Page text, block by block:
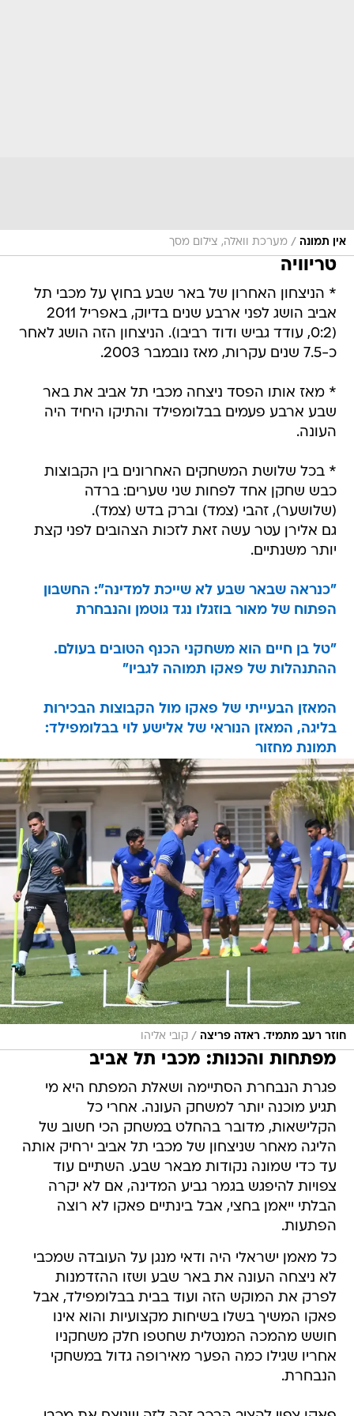
אין תמונה / מערכת וואלה, צילום מסך
טריוויה
* הניצחון האחרון של באר שבע בחוץ על מכבי תל
אביב הושג לפני ארבע שנים בדיוק, באפריל 2011
(0:2, עודד גביש ודוד רביבו). הניצחון הזה הושג לאחר
כ-7.5 שנים עקרות, מאז נובמבר 2003.
* מאז אותו הפסד ניצחה מכבי תל אביב את באר
שבע ארבע פעמים בבלומפילד והתיקו היחיד היה
העונה.
* בכל שלושת המשחקים האחרונים בין הקבוצות
כבש שחקן אחד לפחות שני שערים: ברדה
(שלושער), זהבי (צמד) וברק בדש (צמד).
גם אלירן עטר עשה זאת לזכות הצהובים לפני קצת
יותר משנתיים.
"כנראה שבאר שבע לא שייכת למדינה": החשבון
הפתוח של מאור בוזגלו נגד גוטמן והנבחרת
"טל בן חיים הוא משחקני הכנף הטובים בעולם.
ההתנהלות של פאקו תמוהה לגביו"
המאזן הבעייתי של פאקו מול הקבוצות הבכירות
בליגה, המאזן הנוראי של אלישע לוי בבלומפילד:
תמונת מחזור
חוזר רעב מתמיד. ראדה פריצה / קובי אליהו
מפתחות והכנות: מכבי תל אביב
פגרת הנבחרת הסתיימה ושאלת המפתח היא מי
תגיע מוכנה יותר למשחק העונה. אחרי כל
הקלישאות, מדובר בהחלט במשחק הכי חשוב של
הליגה מאחר שניצחון של מכבי תל אביב ירחיק אותה
עד כדי שמונה נקודות מבאר שבע. השתיים עוד
צפויות להיפגש בגמר גביע המדינה, אם לא יקרה
הבלתי ייאמן בחצי, אבל בינתיים פאקו לא רוצה
הפתעות.
כל מאמן ישראלי היה ודאי מנגן על העובדה שמכבי
לא ניצחה העונה את באר שבע ושזו ההזדמנות
לפרק את המוקש הזה ועוד בבית בבלומפילד, אבל
פאקו המשיך בשלו בשיחות מקצועיות והוא אינו
חושש מהמכה המנטלית שחטפו חלק משחקניו
אחריו שגילו כמה הפער מאירופה גדול במשחקי
הנבחרת.